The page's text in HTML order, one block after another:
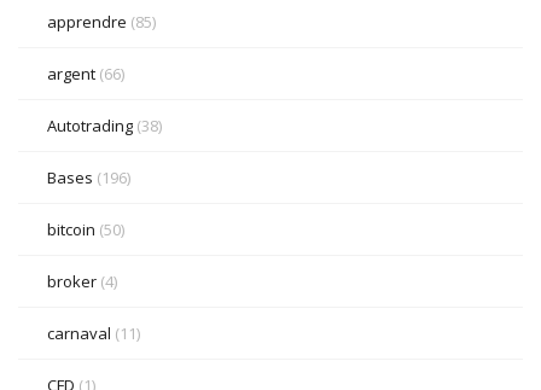
apprendre (85)
argent (66)
Autotrading (38)
Bases (196)
bitcoin (50)
broker (4)
carnaval (11)
CFD (1)